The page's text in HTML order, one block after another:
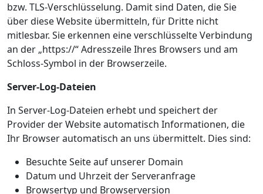
bzw. TLS-Verschlüsselung. Damit sind Daten, die Sie
über diese Website übermitteln, für Dritte nicht
mitlesbar. Sie erkennen eine verschlüsselte Verbindung
an der „https://“ Adresszeile Ihres Browsers und am
Schloss-Symbol in der Browserzeile.
Server-Log-Dateien
In Server-Log-Dateien erhebt und speichert der
Provider der Website automatisch Informationen, die
Ihr Browser automatisch an uns übermittelt. Dies sind:
Besuchte Seite auf unserer Domain
Datum und Uhrzeit der Serveranfrage
Browsertyp und Browserversion